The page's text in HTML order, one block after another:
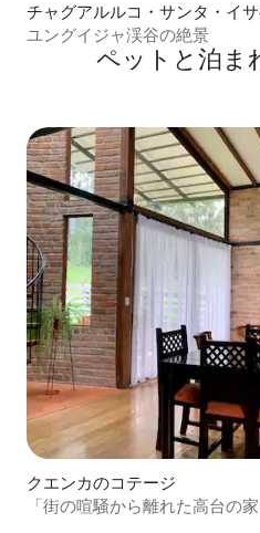
チャグアルルコ・サンタ・イ
ユングイジャ渓谷の絶景
ペットと泊ま
クエンカのコテージ
「街の喧騒から離れた高台の家